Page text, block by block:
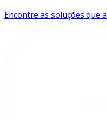
Encontre as soluções que